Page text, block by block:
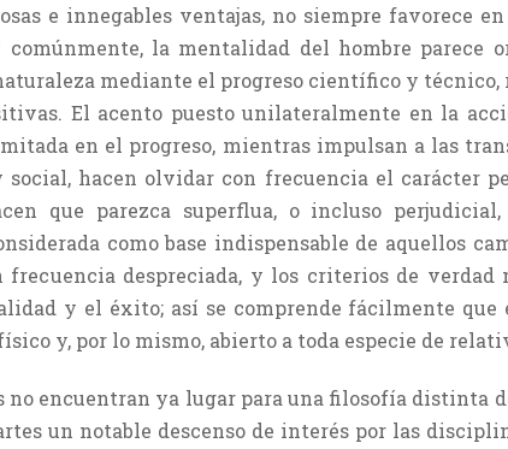
e innegables ventajas, no siempre favorece
la mentalidad del hombre parece
mediante el progreso científico y técnico,
El acento puesto unilateralmente en la
en el progreso, mientras impulsan a las
hacen olvidar con frecuencia el carácter
que parezca superflua, o incluso
como base indispensable de aque­llos
frecuencia despreciada, y los criterios de verdad
y el éxito; así se comprende fácilmente que
y, por lo mismo, abierto a toda especie de
encuentran ya lugar para una filosofía distinta
un notable des­censo de interés por las